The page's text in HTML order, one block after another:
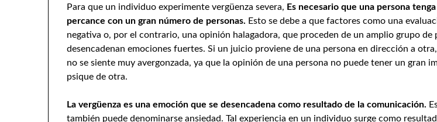
Para que un individuo experimente vergüenza severa, Es necesario que una persona
percance con un gran número de personas. Esto se debe a que factores como una
negativa o, por el contrario, una opinión halagadora, que proceden de un amplio grupo de
desencadenan emociones fuertes. Si un juicio proviene de una persona en dirección a
no se siente muy avergonzada, ya que la opinión de una persona no puede tener un gran
psique de otra.
La vergüenza es una emoción que se desencadena como resultado de la comunicación.
también puede denominarse ansiedad. Tal experiencia en un individuo surge como